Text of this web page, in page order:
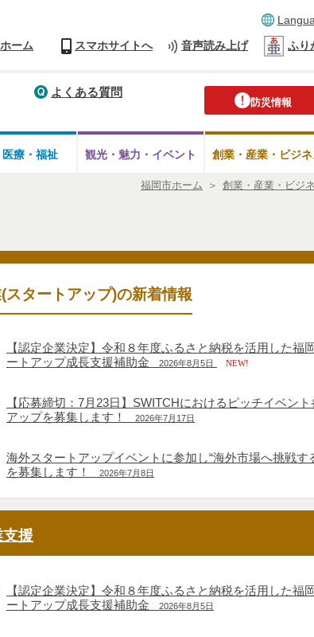
ホーム スマホサイトへ 音声読み上げ ふり
防災情報
よくある質問
療・ 福祉 観光・魅力・ イベント 創業・産業・ビジネ
福岡市ホーム ＞ 創業・産業・ビジ
スタートアップ)の新着情報
【認定企業決定】令和８年度ふるさと納税を活用した福
ートアップ成長支援補助金
2026年8月5日 NEW!
【応募締切：7月23日】SWITCHにおけるピッチイベン
アップを募集します！
2026年7月17日
海外スタートアップイベントに参加し“海外市場へ挑戦す
を募集します！
2026年7月8日
援
【認定企業決定】令和８年度ふるさと納税を活用した福
ートアップ成長支援補助金
2026年8月5日